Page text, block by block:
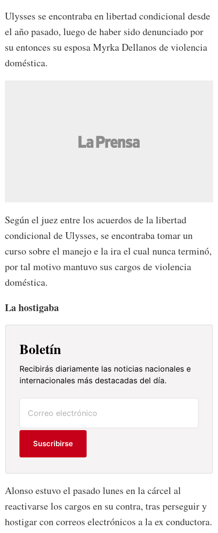
Ulysses se encontraba en libertad condicional desde
el año pasado, luego de haber sido denunciado por
su entonces su esposa Myrka Dellanos de violencia
doméstica.
Según el juez entre los acuerdos de la libertad
condicional de Ulysses, se encontraba tomar un
curso sobre el manejo e la ira el cual nunca terminó,
por tal motivo mantuvo sus cargos de violencia
doméstica.
La hostigaba
Boletín
Recibirás diariamente las noticias nacionales e
internacionales más destacadas del día.
Suscribirse
Alonso estuvo el pasado lunes en la cárcel al
reactivarse los cargos en su contra, tras perseguir y
hostigar con correos electrónicos a la ex conductora.